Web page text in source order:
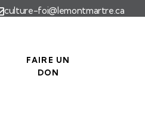
culture-foi@lemontmartre.ca
FAIRE UN
DON